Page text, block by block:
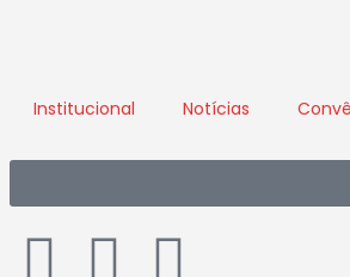
Institucional Notícias